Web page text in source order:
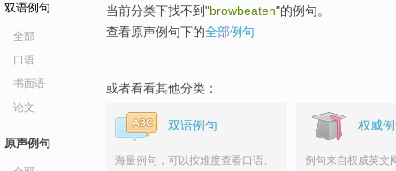
双语例句
全部
口语
书面语
论文
原声例句
当前分类下找不到"browbeaten"的例句。
查看原声例句下的全部例句
或者看看其他分类：
双语例句
海量例句，可以按难度查看口语、
权威
例句来自权威英文